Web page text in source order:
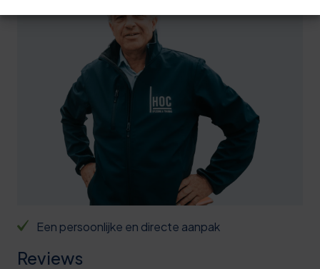
Een persoonlijke en directe aanpak
Reviews
9
9
1
2
2
4
0
0
5
6
1
6
0
1